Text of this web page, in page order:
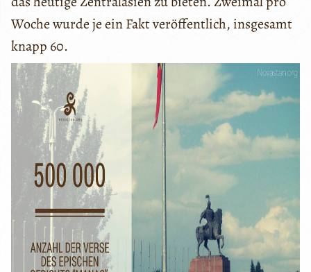
Woche wurde je ein Fakt veröffentlich, insgesamt
knapp 60.